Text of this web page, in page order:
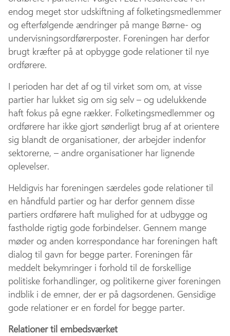
endog meget stor udskiftning af folketingsmedlemmer
og efterfølgende ændringer på mange Børne- og
undervisningsordførerposter. Foreningen har derfor
brugt kræfter på at opbygge gode relationer til nye
ordførere.
I perioden har det af og til virket som om, at visse
partier har lukket sig om sig selv – og udelukkende
haft fokus på egne rækker. Folketingsmedlemmer og
ordførere har ikke gjort sønderligt brug af at orientere
sig blandt de organisationer, der arbejder indenfor
sektorerne, – andre organisationer har lignende
oplevelser.
Heldigvis har foreningen særdeles gode relationer til
en håndfuld partier og har derfor gennem disse
partiers ordførere haft mulighed for at udbygge og
fastholde rigtig gode forbindelser. Gennem mange
møder og anden korrespondance har foreningen haft
dialog til gavn for begge parter. Foreningen får
meddelt bekymringer i forhold til de forskellige
politiske forhandlinger, og politikerne giver foreningen
indblik i de emner, der er på dagsordenen. Gensidige
gode relationer er en fordel for begge parter.
Relationer til embedsværket